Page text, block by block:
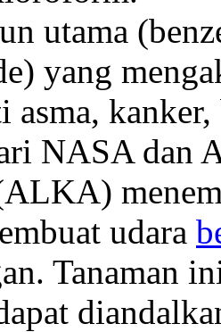
utama
yang
asma,
NASA dan
udara
Tanaman